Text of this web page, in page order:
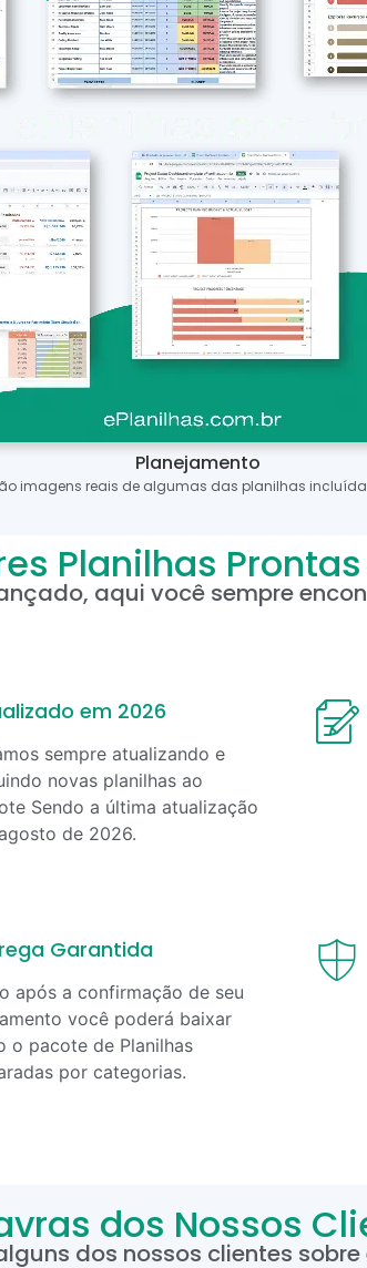
Planejamento
imagens reais de algumas das planilhas
Planilhas
aqui você sempre
em 2026
sempre atualizando e
novas planilhas ao
Sendo a última atualização
agosto de 2026.
Garantida
após a confirmação de seu
você poderá baixar
o pacote de Planilhas
por categorias.
dos Nossos
dos nossos clientes